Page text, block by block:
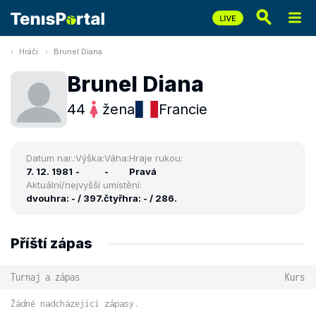
Hráči Brunel Diana
Brunel Diana
44 žena Francie
Datum nar.:
7. 12. 1981
Výška:
-
Váha:
-
Hraje rukou:
Pravá
Aktuální/nejvyšší umístění:
dvouhra: - / 397.čtyřhra: - / 286.
Příští zápas
Turnaj a zápas Kurs
Žádné nadcházející zápasy.